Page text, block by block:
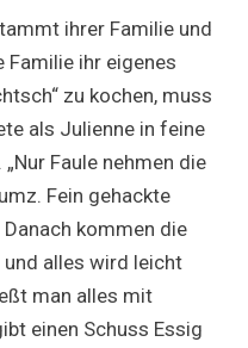
ihrer Familie und
Familie ihr eigenes
zu kochen, muss
als Julienne in feine
Faule nehmen die
Fein gehackte
kommen die
und alles wird leicht
man alles mit
einen Schuss Essig